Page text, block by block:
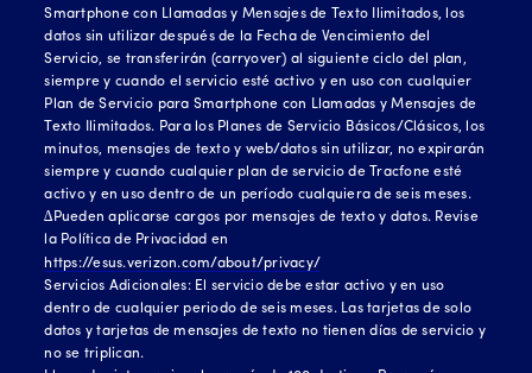
Smartphone con Llamadas y Mensajes de Texto Ilimitados, los
datos sin utilizar después de la Fecha de Vencimiento del
Servicio, se transferirán (carryover) al siguiente ciclo del plan,
siempre y cuando el servicio esté activo y en uso con cualquier
Plan de Servicio para Smartphone con Llamadas y Mensajes de
Texto Ilimitados. Para los Planes de Servicio Básicos/Clásicos, los
minutos, mensajes de texto y web/datos sin utilizar, no expirarán
siempre y cuando cualquier plan de servicio de Tracfone esté
activo y en uso dentro de un período cualquiera de seis meses.
∆Pueden aplicarse cargos por mensajes de texto y datos. Revise
la Política de Privacidad en
https://esus.verizon.com/about/privacy/
Servicios Adicionales: El servicio debe estar activo y en uso
dentro de cualquier periodo de seis meses. Las tarjetas de solo
datos y tarjetas de mensajes de texto no tienen días de servicio y
no se triplican.